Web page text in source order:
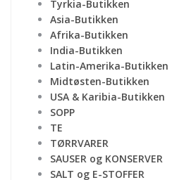
Tyrkia-Butikken
Asia-Butikken
Afrika-Butikken
India-Butikken
Latin-Amerika-Butikken
Midtøsten-Butikken
USA & Karibia-Butikken
SOPP
TE
TØRRVARER
SAUSER og KONSERVER
SALT og E-STOFFER